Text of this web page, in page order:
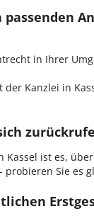
passenden
in Ihrer
Kanzlei in
Kassel ist es,
Sie es